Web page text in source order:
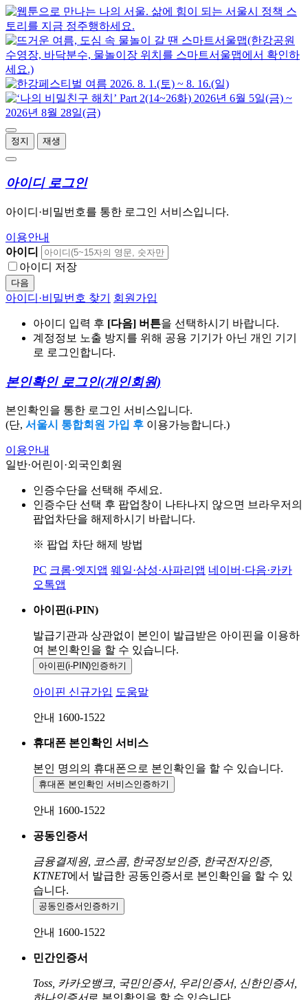
정지 재생
아이디 로그인
아이디·비밀번호를 통한 로그인 서비스입니다.
이용안내
아이디
아이디 저장
다음
아이디·비밀번호 찾기 회원가입
아이디 입력 후 [다음] 버튼을 선택하시기 바랍니다.
계정정보 노출 방지를 위해 공용 기기가 아닌 개인 기기
로 로그인합니다.
본인확인 로그인(개인회원)
본인확인을 통한 로그인 서비스입니다.
(단, 서울시 통합회원 가입 후 이용가능합니다.)
이용안내
일반·어린이·외국인회원
인증수단을 선택해 주세요.
인증수단 선택 후 팝업창이 나타나지 않으면 브라우저의
팝업차단을 해제하시기 바랍니다.
※ 팝업 차단 해제 방법
PC 크롬·엣지앱 웨일·삼성·사파리앱 네이버·다음·카카
오톡앱
아이핀(i-PIN)
발급기관과 상관없이 본인이 발급받은 아이핀을 이용하
여 본인확인을 할 수 있습니다.
아이핀(i-PIN)인증하기
아이핀 신규가입 도움말
안내 1600-1522
휴대폰 본인확인 서비스
본인 명의의 휴대폰으로 본인확인을 할 수 있습니다.
휴대폰 본인확인 서비스인증하기
안내 1600-1522
공동인증서
금융결제원, 코스콤, 한국정보인증, 한국전자인증,
KTNET에서 발급한 공동인증서로 본인확인을 할 수 있
습니다.
공동인증서 인증하기
안내 1600-1522
민간인증서
Toss, 카카오뱅크, 국민인증서, 우리인증서, 신한인증서,